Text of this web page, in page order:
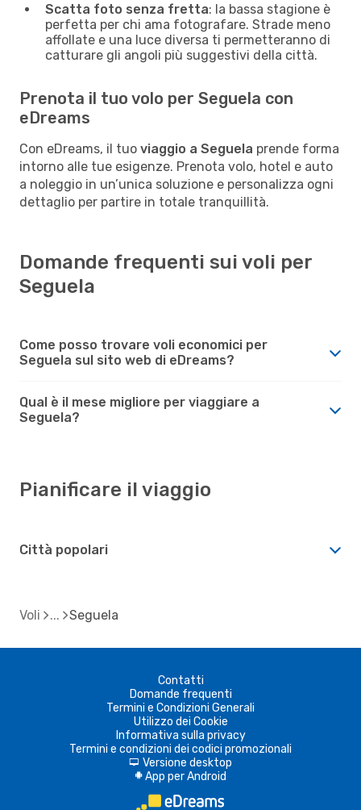
Scatta foto senza fretta: la bassa stagione è
perfetta per chi ama fotografare. Strade meno
affollate e una luce diversa ti permetteranno di
catturare gli angoli più suggestivi della città.
Prenota il tuo volo per Seguela con
eDreams
Con eDreams, il tuo viaggio a Seguela prende forma
intorno alle tue esigenze. Prenota volo, hotel e auto
a noleggio in un’unica soluzione e personalizza ogni
dettaglio per partire in totale tranquillità.
Domande frequenti sui voli per
Seguela
Come posso trovare voli economici per
Seguela sul sito web di eDreams?
Qual è il mese migliore per viaggiare a
Seguela?
Pianificare il viaggio
Città popolari
Voli Seguela
Contatti
Domande frequenti
Termini e Condizioni Generali
Utilizzo dei Cookie
Informativa sulla privacy
Termini e condizioni dei codici promozionali
d Versione desktop
A App per Android